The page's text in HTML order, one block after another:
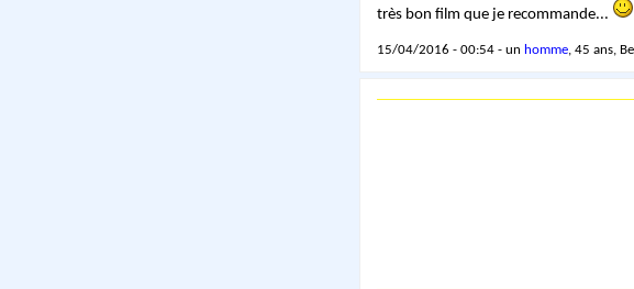
très bon film que je recommande...
15/04/2016 - 00:54 - un homme, 45 ans,